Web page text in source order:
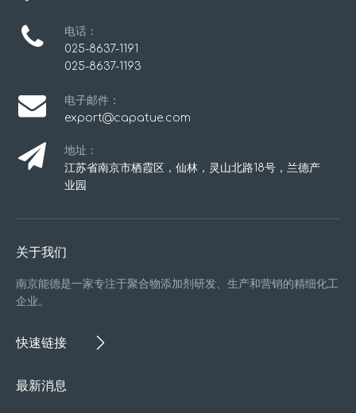
电话：
025-8637-1191
025-8637-1193
电子邮件：
export@capatue.com
地址：
江苏省南京市栖霞区，仙林，灵山北路18号，兰德产
业园
关于我们
南京能德是一家专注于聚合物添加剂研发、生产和营销的精细化工
企业。
快速链接
最新消息